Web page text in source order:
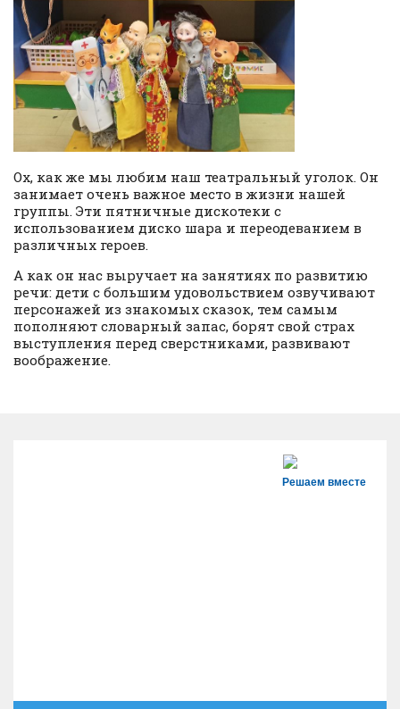
Ох, как же мы любим наш театральный уголок. Он
занимает очень важное место в жизни нашей
группы. Эти пятничные дискотеки с
использованием диско шара и переодеванием в
различных героев.
А как он нас выручает на занятиях по развитию
речи: дети с большим удовольствием озвучивают
персонажей из знакомых сказок, тем самым
пополняют словарный запас, борят свой страх
выступления перед сверстниками, развивают
воображение.
Решаем вместе